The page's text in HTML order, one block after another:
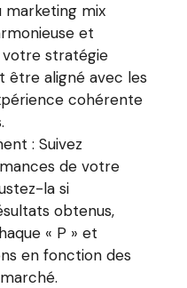
marketing mix
et
stratégie
être aligné avec les
cohérente
: Suivez
de votre
la si
obtenus,
« P » et
en fonction des